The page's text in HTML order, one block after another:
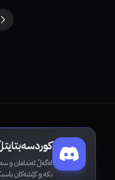
لەگەڵ ئەندامان و
بکە و کێشەکان